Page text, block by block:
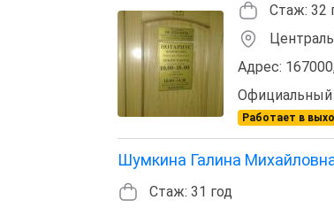
Стаж: 32
Адрес:
Официальный
Работает в
Шумкина Галина
Стаж: 31 год